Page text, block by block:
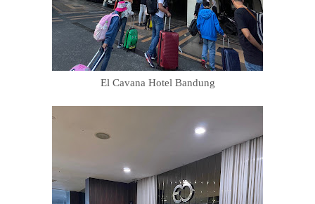
El Cavana Hotel Bandung